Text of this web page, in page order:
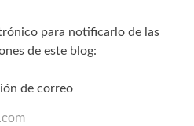
para notificarlo de las
de este blog:
de correo
Dirección